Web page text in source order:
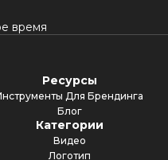
время
Ресурсы
Для Брендинга
Блог
Категории
Видео
Логотип